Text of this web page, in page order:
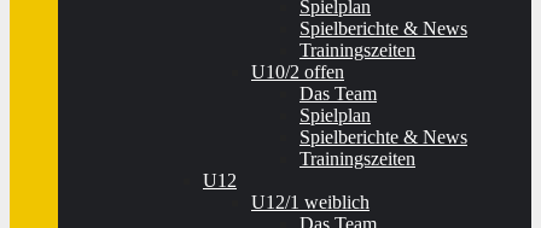
Spielplan
Spielberichte & News
Trainingszeiten
U10/2 offen
Das Team
Spielplan
Spielberichte & News
Trainingszeiten
U12
U12/1 weiblich
Das Team